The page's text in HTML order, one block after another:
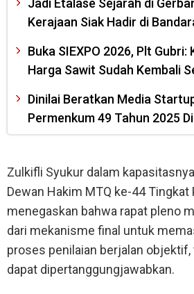
Jadi Etalase Sejarah di
Kerajaan Siak Hadir di
Buka SIEXPO 2026, Plt
Harga Sawit Sudah Kembali
Dinilai Beratkan Media
Permenkum 49 Tahun 2025
Zulkifli Syukur dalam
Dewan Hakim MTQ ke-44 Tingkat
menegaskan bahwa rapat pleno
dari mekanisme final untuk
proses penilaian berjalan objektif,
dapat dipertanggungjawabkan.